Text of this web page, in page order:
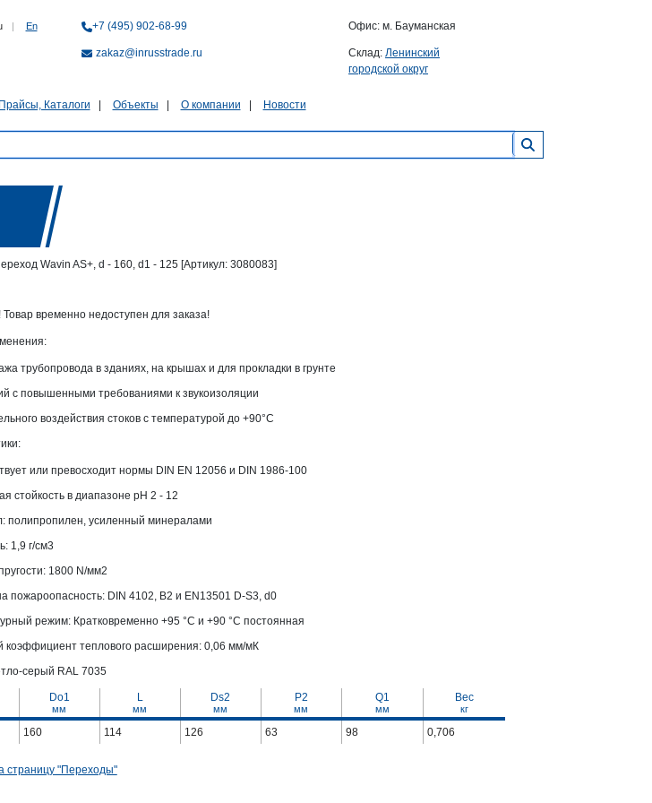
| En +7 (495) 902-68-99
zakaz@inrusstrade.ru
Офис: м. Бауманская
Склад: Ленинский
городской округ
Прайсы, Каталоги Объекты О компании Новости
Wavin AS+, d - 160, d1 - 125 [Артикул: 3080083]
временно недоступен для заказа!
трубопровода в зданиях, на крышах и для прокладки в грунте
с повышенными требованиями к звукоизоляции
воздействия стоков с температурой до +90°С
или превосходит нормы DIN EN 12056 и DIN 1986-100
стойкость в диапазоне pH 2 - 12
полипропилен, усиленный минералами
1,9 г/см3
1800 N/мм2
пожароопасность: DIN 4102, B2 и EN13501 D-S3, d0
режим: Кратковременно +95 °C и +90 °C постоянная
коэффициент теплового расширения: 0,06 мм/мК
серый RAL 7035
Do1 L Ds2 P2 Q1 Вес
мм мм мм мм мм кг
160 114 126 63 98 0,706
страницу "Переходы"